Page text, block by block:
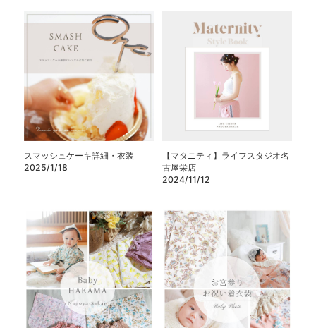
スマッシュケーキ詳細・衣装
2025/1/18
【マタニティ】ライフスタジオ名
古屋栄店
2024/11/12